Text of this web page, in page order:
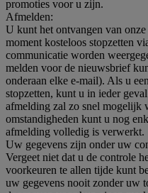
promoties voor u zijn.
Afmelden:
U kunt het ontvangen van
moment kosteloos stopzetten
communicatie worden
melden voor de nieuwsbrief
onderaan elke e-mail). Als u
stopzetten, kunt u in ieder
afmelding zal zo snel mogelijk
omstandigheden kunt u nog
afmelding volledig is verwerkt.
Uw gegevens zijn onder uw
Vergeet niet dat u de controle
voorkeuren te allen tijde kunt
uw gegevens nooit zonder uw